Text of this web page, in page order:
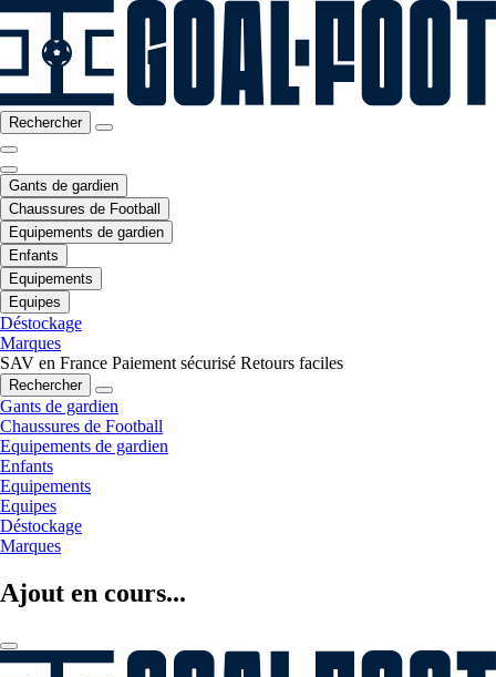
Rechercher
Gants de gardien
Chaussures de Football
Equipements de gardien
Enfants
Equipements
Equipes
Déstockage
Marques
SAV en France Paiement sécurisé Retours faciles
Rechercher
Gants de gardien
Chaussures de Football
Equipements de gardien
Enfants
Equipements
Equipes
Déstockage
Marques
Ajout en cours...